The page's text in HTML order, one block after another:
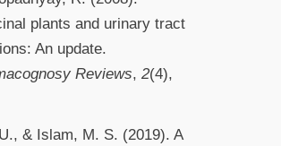
plants and urinary tract
An update.
Reviews,2(4),
& Islam, M. S. (2019). A